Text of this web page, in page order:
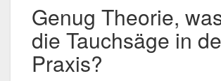
Genug Theorie,
die Tauchsäge in
Praxis?